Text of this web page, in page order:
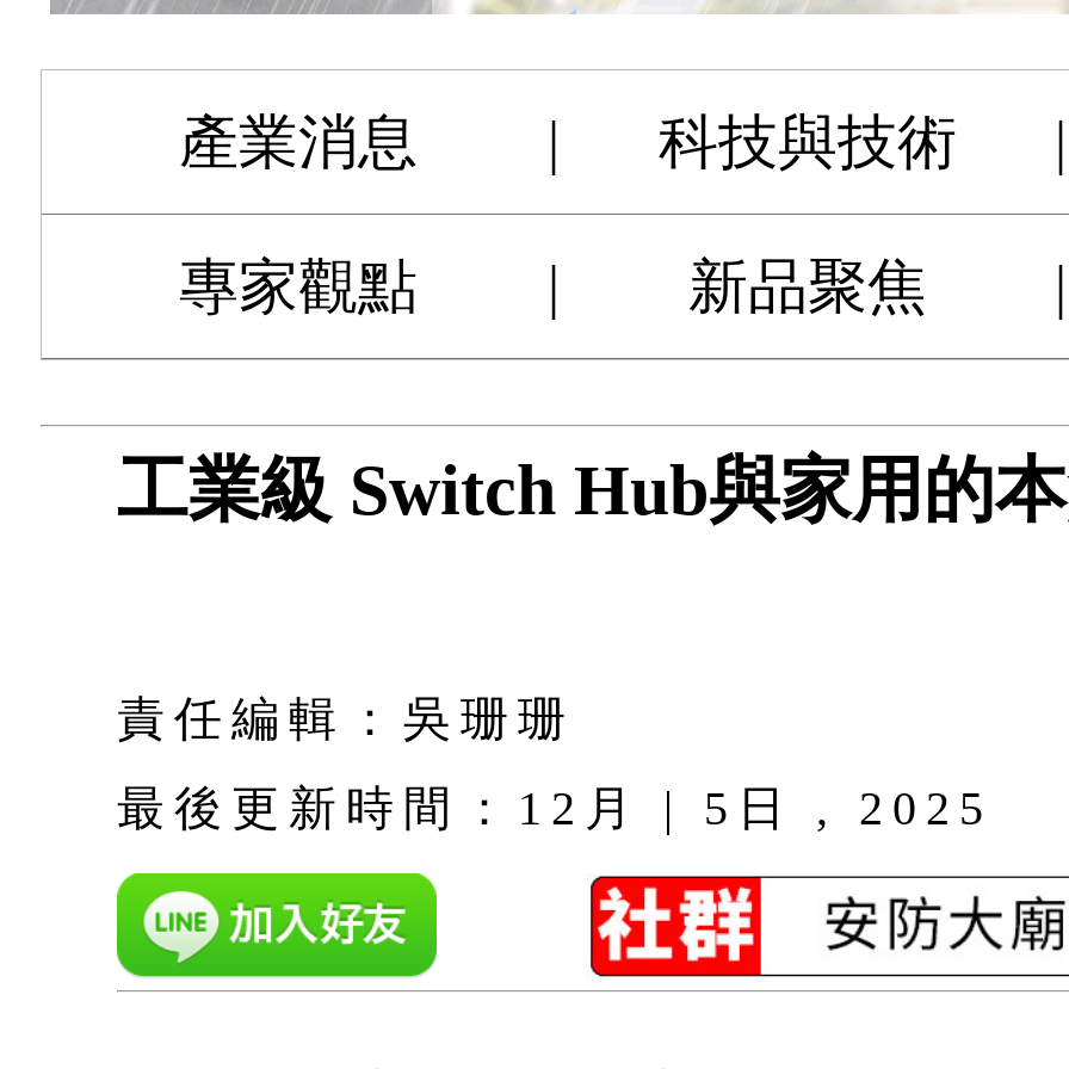
產業消息 | 科技與技術 |
專家觀點 | 新品聚焦 |
工業級 Switch Hub與家用的
責任編輯：吳珊珊
最後更新時間：12月 | 5日 , 2025